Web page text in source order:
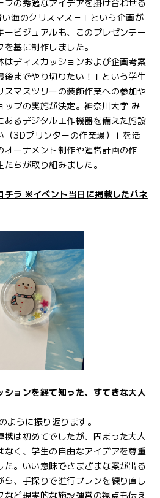
海のクリスマス－」という企画が
ービジュアルも、このプレゼンテー
基に制作しました。
はディスカッションおよび企画考案
までやり切りたい！」という学生
スマスツリーの装飾作業への参加や
ップの実施が決定。神奈川大学 み
あるデジタル工作機器を備えた施設
（3Dプリンターの作業場）」を活
オーナメント制作や運営計画の作
ちが取り組みました。
チラ ※イベント当日に掲載したパネ
ョンを経て知った、すてきな大人
ように振り返ります。
携は初めてでしたが、固まった大人
なく、学生の自由なアイデアを尊重
。いい意味でさまざまな案が出る
ら、手探りで進行プランを練り直し
など現実的な施設運営の視点も伝え